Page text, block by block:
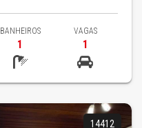
BANHEIROS
1
VAGAS
1
14412